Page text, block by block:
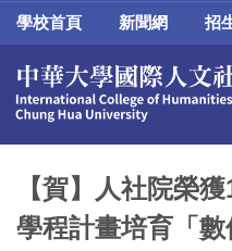
跳
要
內
學校首頁 新聞網 招
【賀】人社院榮
學程計畫培育「